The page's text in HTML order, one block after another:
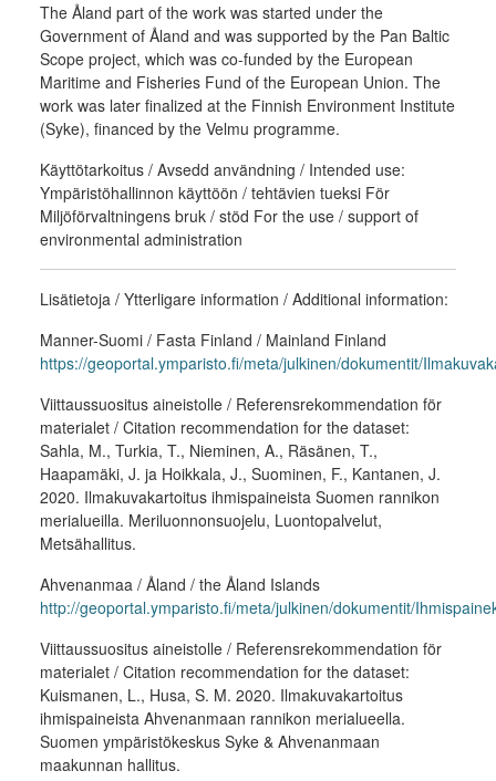
The Åland part of the work was started under the
Government of Åland and was supported by the Pan Baltic
Scope project, which was co-funded by the European
Maritime and Fisheries Fund of the European Union. The
work was later finalized at the Finnish Environment Institute
(Syke), financed by the Velmu programme.
Käyttötarkoitus / Avsedd användning / Intended use:
Ympäristöhallinnon käyttöön / tehtävien tueksi För
Miljöförvaltningens bruk / stöd For the use / support of
environmental administration
Lisätietoja / Ytterligare information / Additional information:
Manner-Suomi / Fasta Finland / Mainland Finland
https://geoportal.ymparisto.fi/meta/julkinen/dokumentit/
Viittaussuositus aineistolle / Referensrekommendation för
materialet / Citation recommendation for the dataset:
Sahla, M., Turkia, T., Nieminen, A., Räsänen, T.,
Haapamäki, J. ja Hoikkala, J., Suominen, F., Kantanen, J.
2020. Ilmakuvakartoitus ihmispaineista Suomen rannikon
merialueilla. Meriluonnonsuojelu, Luontopalvelut,
Metsähallitus.
Ahvenanmaa / Åland / the Åland Islands
http://geoportal.ymparisto.fi/meta/julkinen/dokumentit/
Viittaussuositus aineistolle / Referensrekommendation för
materialet / Citation recommendation for the dataset:
Kuismanen, L., Husa, S. M. 2020. Ilmakuvakartoitus
ihmispaineista Ahvenanmaan rannikon merialueella.
Suomen ympäristökeskus Syke & Ahvenanmaan
maakunnan hallitus.